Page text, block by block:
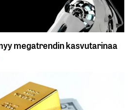
megatrendin kasvutarinaa